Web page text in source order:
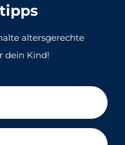
altersgerechte
dein Kind!